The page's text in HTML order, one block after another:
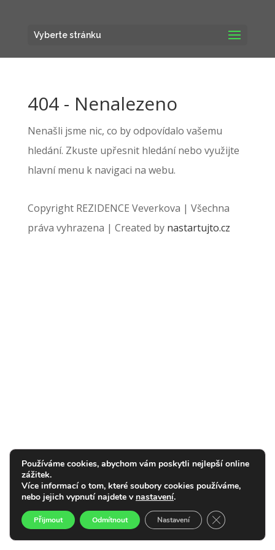
Vyberte stránku
404 - Nenalezeno
Nenašli jsme nic, co by odpovídalo vašemu
hledání. Zkuste upřesnit hledání nebo využijte
hlavní menu k navigaci na webu.
Copyright REZIDENCE Veverkova | Všechna
práva vyhrazena | Created by nastartujto.cz
Používáme cookies, abychom vám poskytli nejlepší online
zážitek.
Více informací o tom, které soubory cookies používáme,
nebo jejich vypnutí najdete v nastavení.
Přijmout Odmítnout Nastavení Zavřít cookie